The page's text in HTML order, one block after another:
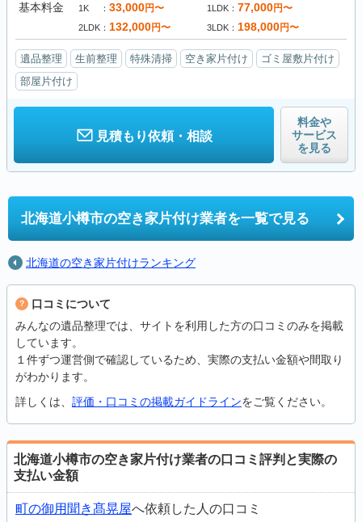
基本料金 1K 33,000円〜 1LDK 77,000円〜
2LDK 132,000円〜 3LDK 198,000円〜
遺品整理 生前整理 特殊清掃 空き家片付け
ゴミ屋敷片付け
部屋片付け
見積もり依頼・相談
料金や
サービス
を見る
北海道小樽市の空き家片付け業者を一覧で見る
北海道の空き家片付けランキング
口コミについて
みんなの遺品整理では、サイトを利用した方の口コミのみを掲載
しています。
１件ずつ運営側で確認しているため、実際の支払い金額や間取り
がわかります。
詳しくは、 評価・口コミの掲載ガイドラインをご覧ください。
北海道小樽市の空き家片付け業者の口コミ評判と実際の
支払い金額
町の御用聞き髙晃屋へ依頼した人の口コミ